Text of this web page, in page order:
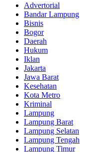
Advertorial
Bandar Lampung
Bisnis
Bogor
Daerah
Hukum
Iklan
Jakarta
Jawa Barat
Kesehatan
Kota Metro
Kriminal
Lampung
Lampung Barat
Lampung Selatan
Lampung Tengah
Lampung Timur